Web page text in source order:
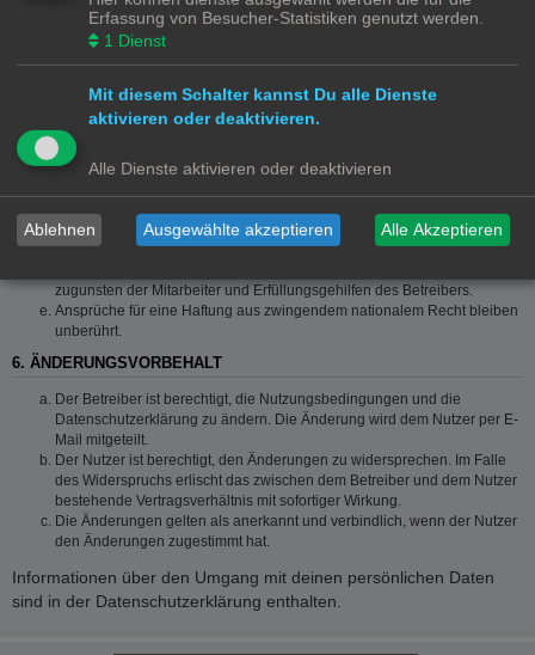
Die Haftung ist gegenüber Verbrauchern außer bei vorsätzlichem oder
grob fahrlässigem Verhalten oder bei Schäden aus der Verletzung von
Leben, Körper und Gesundheit und der Verletzung wesentlicher
Vertragspflichten (Kardinalpflichten) auf die bei Vertragsschluss
typischerweise vorhersehbaren Schäden und im übrigen der Höhe nach
für mittelbare Folgeschäden wie insbesondere entgangenen Gewinn.
Die Haftung ist gegenüber Unternehmern außer bei der Verletzung von
Leben, Körper und Gesundheit oder vorsätzlichem oder grob
nach auf die vertragstypischen Durchschnittsschäden begrenzt. Dies gilt
auch für mittelbare Schäden, insbesondere entgangenen Gewinn.
zugunsten der Mitarbeiter und Erfüllungsgehilfen des Betreibers.
Ansprüche für eine Haftung aus zwingendem nationalem Recht bleiben
unberührt.
6. ÄNDERUNGSVORBEHALT
Der Betreiber ist berechtigt, die Nutzungsbedingungen und die
Datenschutzerklärung zu ändern. Die Änderung wird dem Nutzer per E-
Mail mitgeteilt.
Der Nutzer ist berechtigt, den Änderungen zu widersprechen. Im Falle
des Widerspruchs erlischt das zwischen dem Betreiber und dem Nutzer
bestehende Vertragsverhältnis mit sofortiger Wirkung.
Die Änderungen gelten als anerkannt und verbindlich, wenn der Nutzer
den Änderungen zugestimmt hat.
Informationen über den Umgang mit deinen persönlichen Daten
sind in der Datenschutzerklärung enthalten.
Erfassung von Besucher-Statistiken genutzt werden.
1 Dienst
Mit diesem Schalter kannst Du alle Dienste
aktivieren oder deaktivieren.
Alle Dienste aktivieren oder deaktivieren
Ablehnen Ausgewählte akzeptieren Alle Akzeptieren